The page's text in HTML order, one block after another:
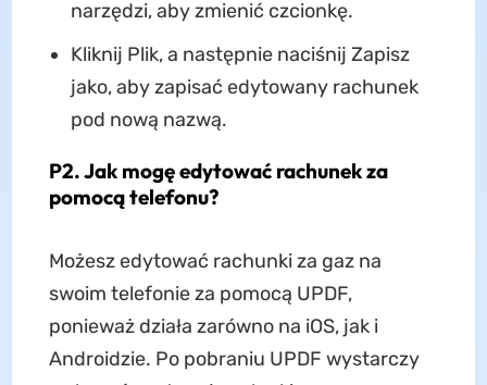
narzędzi, aby zmienić czcionkę.
Kliknij Plik, a następnie naciśnij Zapisz
jako, aby zapisać edytowany rachunek
pod nową nazwą.
P2. Jak mogę edytować rachunek za
pomocą telefonu?
Możesz edytować rachunki za gaz na
swoim telefonie za pomocą UPDF,
ponieważ działa zarówno na iOS, jak i
Androidzie. Po pobraniu UPDF wystarczy